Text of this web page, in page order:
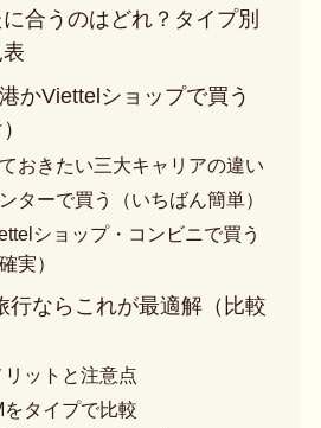
合うのはどれ？タイプ別
かViettelショップで買う
おきたい三大キャリアの違い
ターで買う（いちばん簡単）
ショップ・コンビニで買う
実）
行ならこれが最適解（比較
ットと注意点
をタイプで比較